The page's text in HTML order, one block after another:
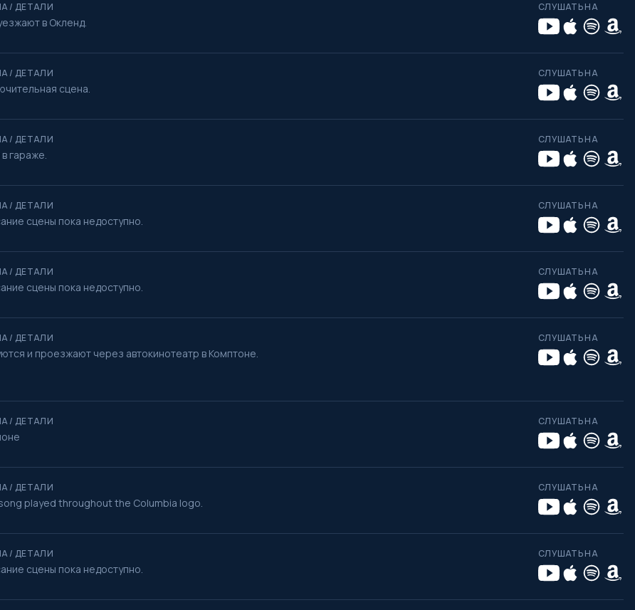
/ ДЕТАЛИ
в Окленд.
СЛУШАТЬ НА
/ ДЕТАЛИ
сцена.
СЛУШАТЬ НА
/ ДЕТАЛИ
гараже.
СЛУШАТЬ НА
/ ДЕТАЛИ
сцены пока недоступно.
СЛУШАТЬ НА
/ ДЕТАЛИ
сцены пока недоступно.
СЛУШАТЬ НА
/ ДЕТАЛИ
и проезжают через автокинотеатр в Комптоне.
СЛУШАТЬ НА
/ ДЕТАЛИ СЛУШАТЬ НА
/ ДЕТАЛИ
played throughout the Columbia logo.
СЛУШАТЬ НА
/ ДЕТАЛИ
сцены пока недоступно.
СЛУШАТЬ НА